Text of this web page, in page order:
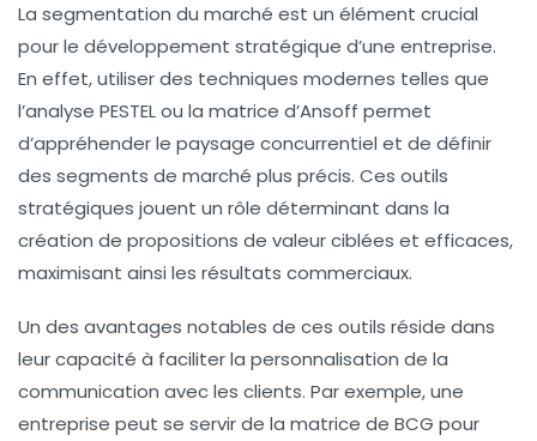
La segmentation du marché est un élément crucial
pour le développement stratégique d’une entreprise.
En effet, utiliser des techniques modernes telles que
l’analyse PESTEL ou la matrice d’Ansoff permet
d’appréhender le paysage concurrentiel et de définir
des segments de marché plus précis. Ces outils
stratégiques jouent un rôle déterminant dans la
création de propositions de valeurciblées et efficaces,
maximisant ainsi les résultats commerciaux.
Un des avantages notables de ces outils réside dans
leur capacité à faciliter la personnalisation de la
communication avec les clients. Par exemple, une
entreprise peut se servir de la matrice de BCG pour